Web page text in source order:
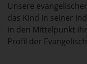
Unsere
das Kind in seiner
in den Mittelpunkt
Profil der